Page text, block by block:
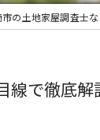
の土地家屋調査士
線で徹底解